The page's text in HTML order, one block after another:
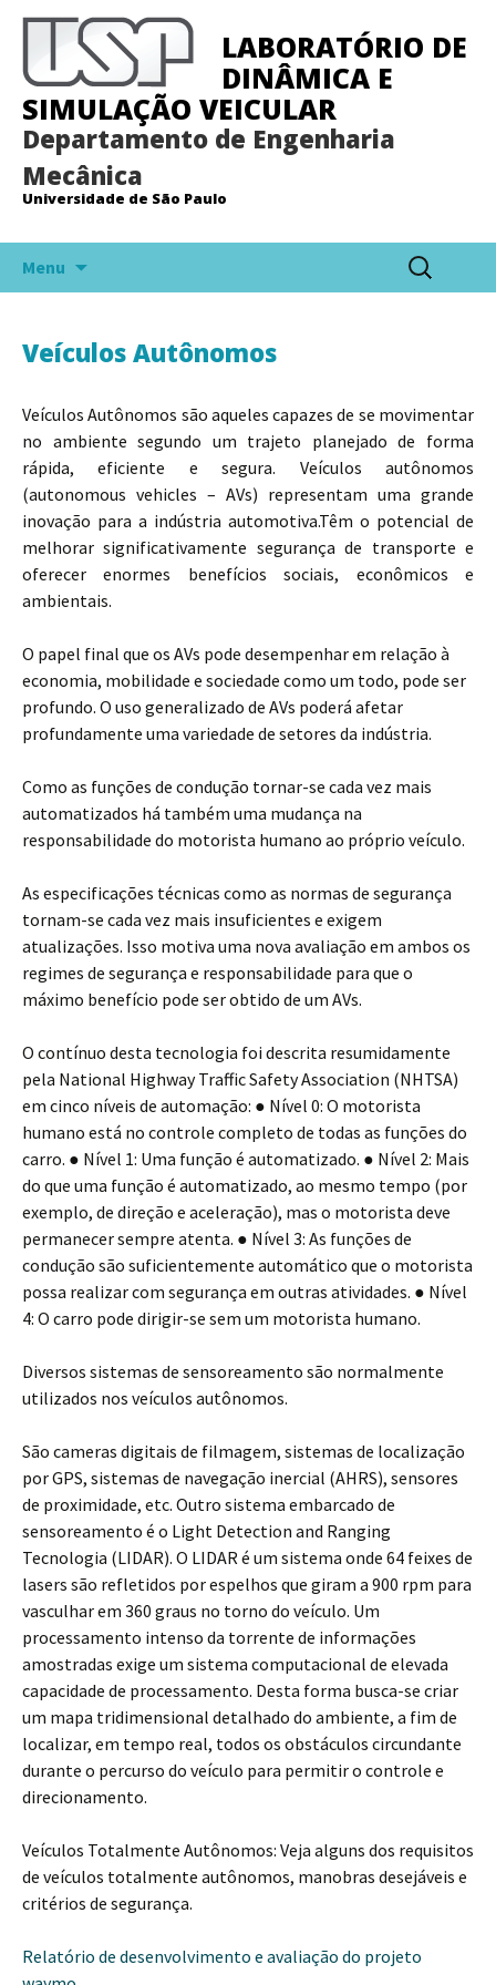
LABORATÓRIO DE
DINÂMICA E
SIMULAÇÃO VEICULAR
Departamento de Engenharia
Mecânica
Universidade de São Paulo
Menu
Pesquisar
por:
Veículos Autônomos
Veículos Autônomos são aqueles capazes de se movimentar
no ambiente segundo um trajeto planejado de forma
rápida, eficiente e segura. Veículos autônomos
(autonomous vehicles – AVs) representam uma grande
inovação para a indústria automotiva.Têm o potencial de
melhorar significativamente segurança de transporte e
oferecer enormes benefícios sociais, econômicos e
ambientais.
O papel final que os AVs pode desempenhar em relação à
economia, mobilidade e sociedade como um todo, pode ser
profundo. O uso generalizado de AVs poderá afetar
profundamente uma variedade de setores da indústria.
Como as funções de condução tornar-se cada vez mais
automatizados há também uma mudança na
responsabilidade do motorista humano ao próprio veículo.
As especificações técnicas como as normas de segurança
tornam-se cada vez mais insuficientes e exigem
atualizações. Isso motiva uma nova avaliação em ambos os
regimes de segurança e responsabilidade para que o
máximo benefício pode ser obtido de um AVs.
O contínuo desta tecnologia foi descrita resumidamente
pela National Highway Traffic Safety Association (NHTSA)
em cinco níveis de automação: ● Nível 0: O motorista
humano está no controle completo de todas as funções do
carro. ● Nível 1: Uma função é automatizado. ● Nível 2: Mais
do que uma função é automatizado, ao mesmo tempo (por
exemplo, de direção e aceleração), mas o motorista deve
permanecer sempre atenta. ● Nível 3: As funções de
condução são suficientemente automático que o motorista
possa realizar com segurança em outras atividades. ● Nível
4: O carro pode dirigir-se sem um motorista humano.
Diversos sistemas de sensoreamento são normalmente
utilizados nos veículos autônomos.
São cameras digitais de filmagem, sistemas de localização
por GPS, sistemas de navegação inercial (AHRS), sensores
de proximidade, etc. Outro sistema embarcado de
sensoreamento é o Light Detection and Ranging
Tecnologia (LIDAR). O LIDAR é um sistema onde 64 feixes de
lasers são refletidos por espelhos que giram a 900 rpm para
vasculhar em 360 graus no torno do veículo. Um
processamento intenso da torrente de informações
amostradas exige um sistema computacional de elevada
capacidade de processamento. Desta forma busca-se criar
um mapa tridimensional detalhado do ambiente, a fim de
localizar, em tempo real, todos os obstáculos circundante
durante o percurso do veículo para permitir o controle e
direcionamento.
Veículos Totalmente Autônomos: Veja alguns dos requisitos
de veículos totalmente autônomos, manobras desejáveis e
critérios de segurança.
Relatório de desenvolvimento e avaliação do projeto